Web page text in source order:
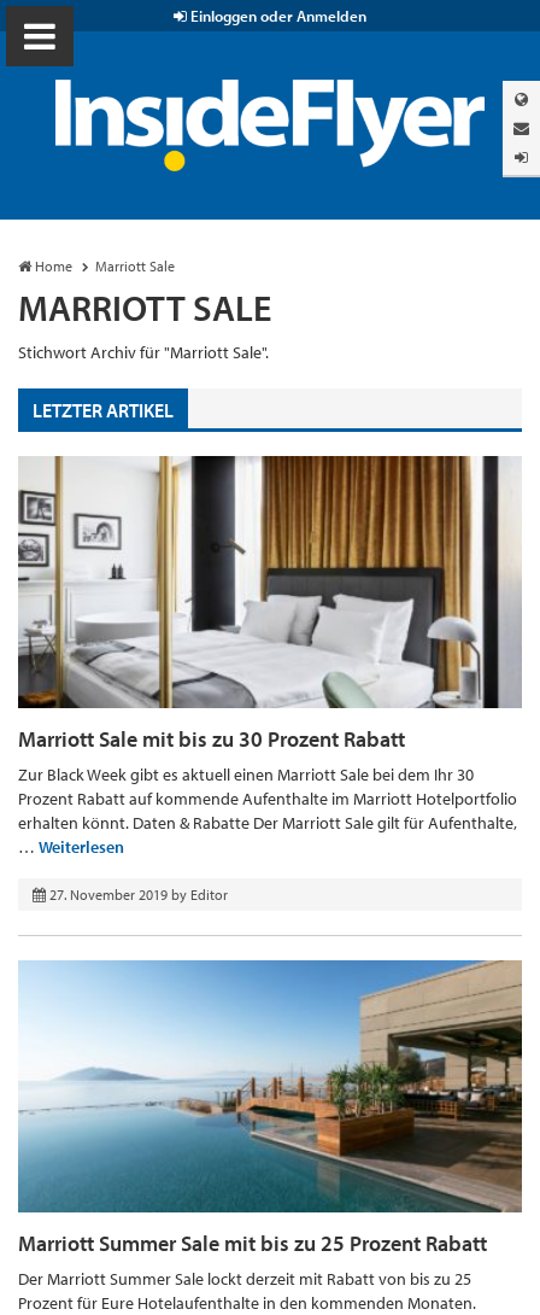
Einloggen oder Anmelden
Home Marriott Sale
MARRIOTT SALE
Stichwort Archiv für "Marriott Sale".
LETZTER ARTIKEL
Marriott Sale mit bis zu 30 Prozent Rabatt
Zur Black Week gibt es aktuell einen Marriott Sale bei dem Ihr 30
Prozent Rabatt auf kommende Aufenthalte im Marriott Hotelportfolio
erhalten könnt. Daten & Rabatte Der Marriott Sale gilt für Aufenthalte,
… Weiterlesen
27. November 2019 by Editor
Marriott Summer Sale mit bis zu 25 Prozent Rabatt
Der Marriott Summer Sale lockt derzeit mit Rabatt von bis zu 25
Prozent für Eure Hotelaufenthalte in den kommenden Monaten.